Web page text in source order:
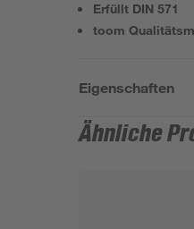
Erfüllt DIN 571
toom
Eigenschaften
Ähnliche